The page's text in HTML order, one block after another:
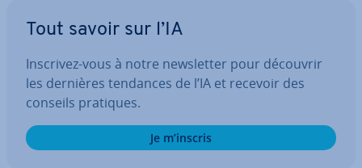
Tout savoir sur l’IA
Inscrivez-vous à notre news­let­ter pour découvrir
les dernières tendances de l’IA et recevoir des
conseils pratiques.
Je m’inscris